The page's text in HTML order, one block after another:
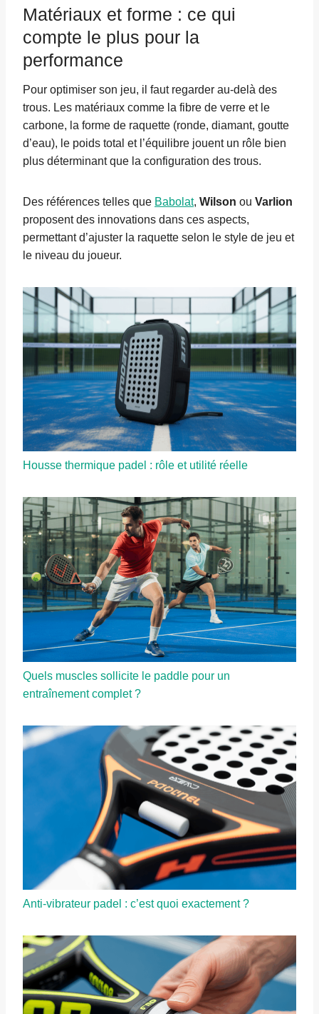
Matériaux et forme : ce qui
compte le plus pour la
performance
Pour optimiser son jeu, il faut regarder au-delà des
trous. Les matériaux comme la fibre de verre et le
carbone, la forme de raquette (ronde, diamant, goutte
d’eau), le poids total et l’équilibre jouent un rôle bien
plus déterminant que la configuration des trous.
Des références telles que Babolat, Wilson ou Varlion
proposent des innovations dans ces aspects,
permettant d’ajuster la raquette selon le style de jeu et
le niveau du joueur.
Housse thermique padel : rôle et utilité réelle
Quels muscles sollicite le paddle pour un
entraînement complet ?
Anti-vibrateur padel : c’est quoi exactement ?